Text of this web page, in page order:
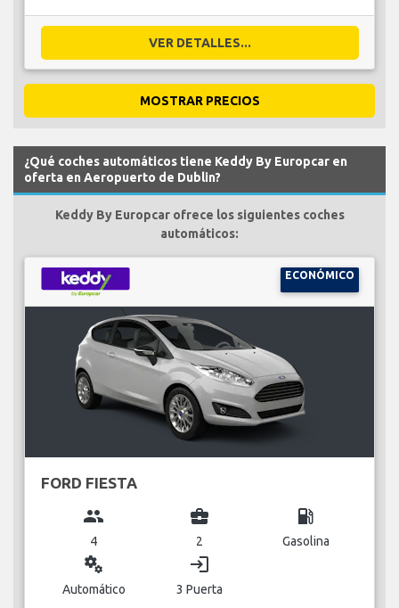
VER DETALLES...
MOSTRAR PRECIOS
¿Qué coches automáticos tiene Keddy By Europcar en
oferta en Aeropuerto de Dublin?
Keddy By Europcar ofrece los siguientes coches
automáticos:
ECONÓMICO
FORD FIESTA
group
4
business_center
2
local_gas_station
Gasolina
miscellaneous_services
Automático
login
3 Puerta